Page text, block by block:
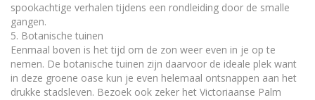
spookachtige verhalen tijdens een rondleiding door de smalle
gangen.
5. Botanische tuinen
Eenmaal boven is het tijd om de zon weer even in je op te
nemen. De botanische tuinen zijn daarvoor de ideale plek want
in deze groene oase kun je even helemaal ontsnappen aan het
drukke stadsleven. Bezoek ook zeker het Victoriaanse Palm